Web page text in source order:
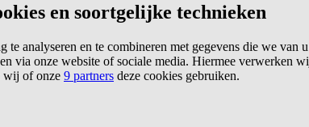
en soortgelijke technieken
te analyseren en te combineren met gegevens die we van
via onze website of sociale media. Hiermee verwerken
wij of onze 9 partners deze cookies gebruiken.